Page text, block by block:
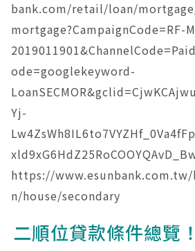
bank.com/retail/loan/
mortgage?CampaignCode=RF-
ode=googlekeyword-
Yj-
https://
n/house/secondary
二順位貸款條件總覽！